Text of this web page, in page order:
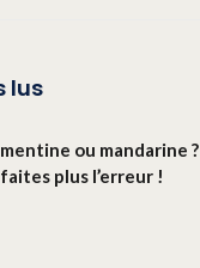
lus
ou mandarine ?
plus l’erreur !